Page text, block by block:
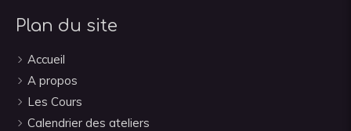
Plan du site
Accueil
A propos
Les Cours
Calendrier des ateliers